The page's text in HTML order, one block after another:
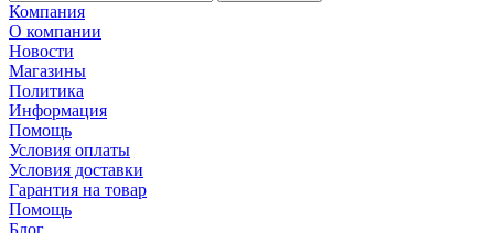
Компания
О компании
Новости
Магазины
Политика
Информация
Помощь
Условия оплаты
Условия доставки
Гарантия на товар
Помощь
Блог